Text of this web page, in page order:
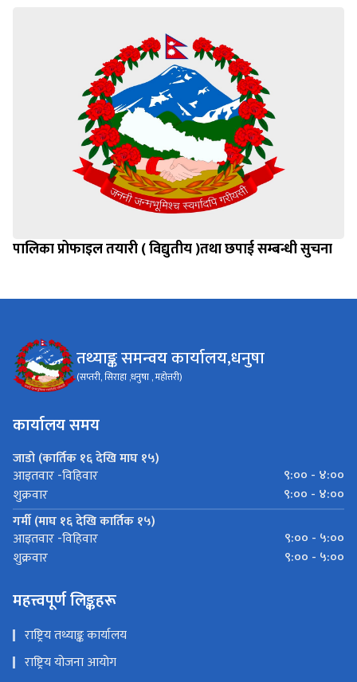
पालिका प्रोफाइल तयारी ( विद्युतीय )तथा छपाई सम्बन्धी सुचना
तथ्याङ्क समन्वय कार्यालय,धनुषा
(सप्तरी, सिराहा ,धनुषा , महोत्तरी)
कार्यालय समय
जाडो (कार्तिक १६ देखि माघ १५)
आइतवार -विहिवार
९:०० - ४:००
शुक्रवार
९:०० - ४:००
गर्मी (माघ १६ देखि कार्तिक १५)
आइतवार -विहिवार
९:०० - ५:००
शुक्रवार
९:०० - ५:००
महत्त्वपूर्ण लिङ्कहरू
राष्ट्रिय तथ्याङ्क कार्यालय
राष्ट्रिय योजना आयोग